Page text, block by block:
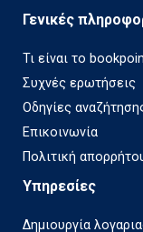
Γενικές
Τι είναι το
Συχνές ερωτήσεις
Οδηγίες
Επικοινωνία
Πολιτική
Υπηρεσίες
Δημιουργία